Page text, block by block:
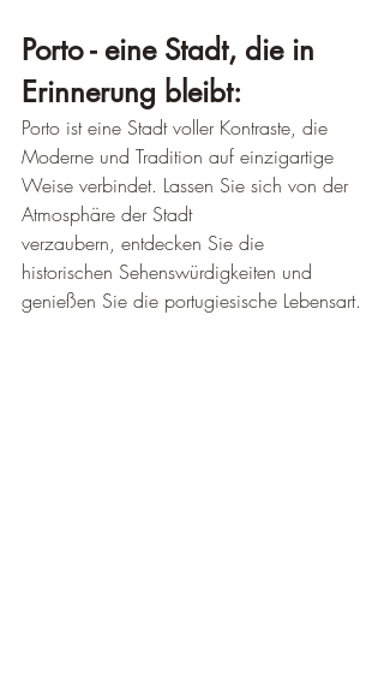
Porto - eine Stadt, die in
Erinnerung bleibt:
Porto ist eine Stadt voller Kontraste, die
Moderne und Tradition auf einzigartige
Weise verbindet. Lassen Sie sich von der
Atmosphäre der Stadt
verzaubern, entdecken Sie die
historischen Sehenswürdigkeiten und
genießen Sie die portugiesische Lebensart.